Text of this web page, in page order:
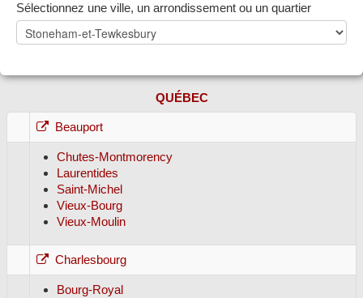
Sélectionnez une ville, un arrondissement ou un quartier
QUÉBEC
Beauport
Chutes-Montmorency
Laurentides
Saint-Michel
Vieux-Bourg
Vieux-Moulin
Charlesbourg
Bourg-Royal